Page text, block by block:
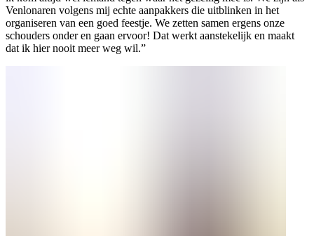
Venlonaren volgens mij echte aanpakkers die uitblinken in het
organiseren van een goed feestje. We zetten samen ergens onze
schouders onder en gaan ervoor! Dat werkt aanstekelijk en maakt
dat ik hier nooit meer weg wil.”